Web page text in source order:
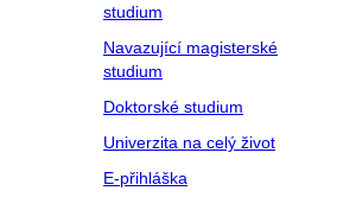
studium
Navazující magisterské
studium
Doktorské studium
Univerzita na celý život
E-přihláška